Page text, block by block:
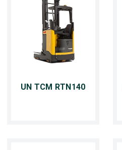
UN TCM RTN140